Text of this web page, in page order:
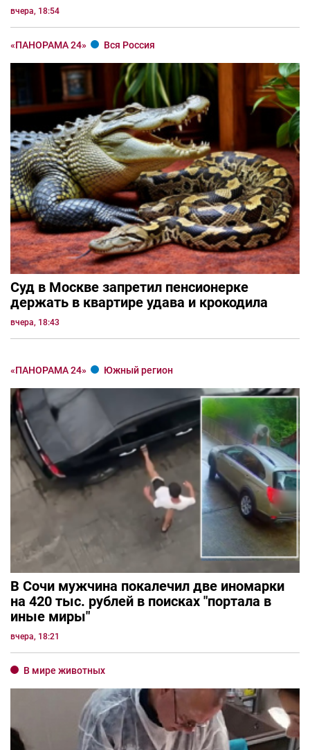
вчера, 18:54
«ПАНОРАМА 24» Вся Россия
Суд в Москве запретил пенсионерке
держать в квартире удава и крокодила
вчера, 18:43
«ПАНОРАМА 24» Южный регион
В Сочи мужчина покалечил две иномарки
на 420 тыс. рублей в поисках "портала в
иные миры"
вчера, 18:21
В мире животных